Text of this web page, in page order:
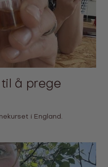
til å prege
i England.